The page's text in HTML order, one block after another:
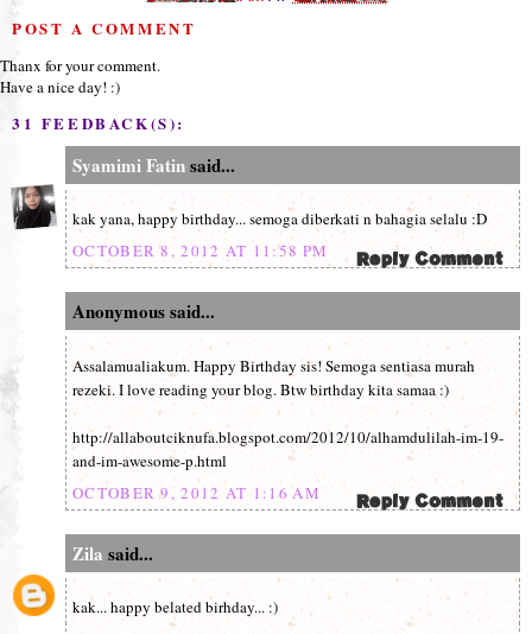
POST A COMMENT
Thanx for your comment.
Have a nice day! :)
31 FEEDBACK(S):
Syamimi Fatinsaid...
kak yana, happy birthday... semoga diberkati n bahagia selalu :D
OCTOBER 8, 2012 AT 11:58 PM
Anonymous said...
Assalamualiakum. Happy Birthday sis! Semoga sentiasa murah
rezeki. I love reading your blog. Btw birthday kita samaa :)
http://allaboutciknufa.blogspot.com/2012/10/alhamdulilah-im-19-
and-im-awesome-p.html
OCTOBER 9, 2012 AT 1:16 AM
Zila said...
kak... happy belated birhday... :)